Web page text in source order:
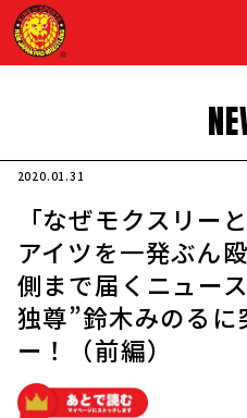
2020.01.31
「なぜモクスリー
アイツを一発ぶん
側まで届くニュー
独尊”鈴木みのるに
ー！（前編）